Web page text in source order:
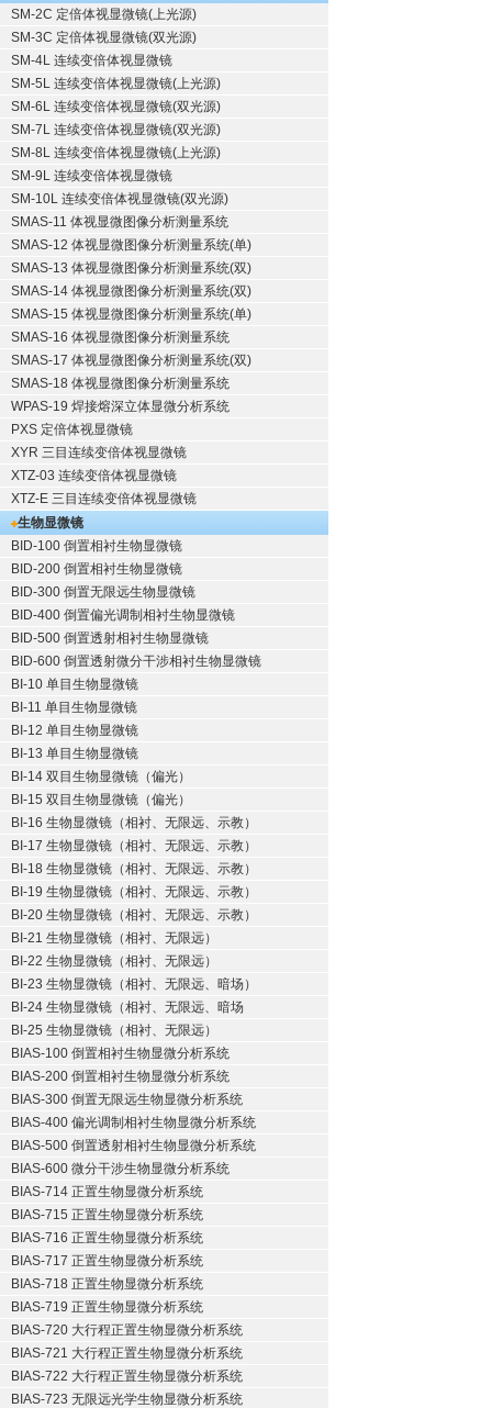
SM-2C 定倍体视显微镜(上光源)
SM-3C 定倍体视显微镜(双光源)
SM-4L 连续变倍体视显微镜
SM-5L 连续变倍体视显微镜(上光源)
SM-6L 连续变倍体视显微镜(双光源)
SM-7L 连续变倍体视显微镜(双光源)
SM-8L 连续变倍体视显微镜(上光源)
SM-9L 连续变倍体视显微镜
SM-10L 连续变倍体视显微镜(双光源)
SMAS-11 体视显微图像分析测量系统
SMAS-12 体视显微图像分析测量系统(单)
SMAS-13 体视显微图像分析测量系统(双)
SMAS-14 体视显微图像分析测量系统(双)
SMAS-15 体视显微图像分析测量系统(单)
SMAS-16 体视显微图像分析测量系统
SMAS-17 体视显微图像分析测量系统(双)
SMAS-18 体视显微图像分析测量系统
WPAS-19 焊接熔深立体显微分析系统
PXS 定倍体视显微镜
XYR 三目连续变倍体视显微镜
XTZ-03 连续变倍体视显微镜
XTZ-E 三目连续变倍体视显微镜
生物显微镜
BID-100 倒置相衬生物显微镜
BID-200 倒置相衬生物显微镜
BID-300 倒置无限远生物显微镜
BID-400 倒置偏光调制相衬生物显微镜
BID-500 倒置透射相衬生物显微镜
BID-600 倒置透射微分干涉相衬生物显微镜
BI-10 单目生物显微镜
BI-11 单目生物显微镜
BI-12 单目生物显微镜
BI-13 单目生物显微镜
BI-14 双目生物显微镜（偏光）
BI-15 双目生物显微镜（偏光）
BI-16 生物显微镜（相衬、无限远、示教）
BI-17 生物显微镜（相衬、无限远、示教）
BI-18 生物显微镜（相衬、无限远、示教）
BI-19 生物显微镜（相衬、无限远、示教）
BI-20 生物显微镜（相衬、无限远、示教）
BI-21 生物显微镜（相衬、无限远）
BI-22 生物显微镜（相衬、无限远）
BI-23 生物显微镜（相衬、无限远、暗场）
BI-24 生物显微镜（相衬、无限远、暗场
BI-25 生物显微镜（相衬、无限远）
BIAS-100 倒置相衬生物显微分析系统
BIAS-200 倒置相衬生物显微分析系统
BIAS-300 倒置无限远生物显微分析系统
BIAS-400 偏光调制相衬生物显微分析系统
BIAS-500 倒置透射相衬生物显微分析系统
BIAS-600 微分干涉生物显微分析系统
BIAS-714 正置生物显微分析系统
BIAS-715 正置生物显微分析系统
BIAS-716 正置生物显微分析系统
BIAS-717 正置生物显微分析系统
BIAS-718 正置生物显微分析系统
BIAS-719 正置生物显微分析系统
BIAS-720 大行程正置生物显微分析系统
BIAS-721 大行程正置生物显微分析系统
BIAS-722 大行程正置生物显微分析系统
BIAS-723 无限远光学生物显微分析系统